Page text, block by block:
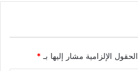
الحقول الإلزامية مشار إليها بـ*